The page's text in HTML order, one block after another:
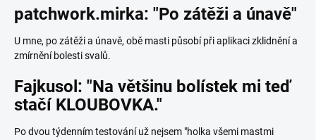
patchwork.mirka: "Po zátěži a únavě"
U mne, po zátěži a únavě, obě masti působí při aplikaci zklidnění a
zmírnění bolesti svalů.
Fajkusol: "Na většinu bolístek mi teď
stačí KLOUBOVKA."
Po dvou týdenním testování už nejsem "holka všemi mastmi